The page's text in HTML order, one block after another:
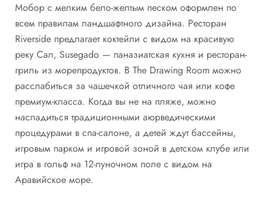
Мобор с мелким бело-желтым песком оформлен по
всем правилам ландшафтного дизайна. Ресторан
Riverside предлагает коктейли с видом на красивую
реку Сал, Susegado — паназиатская кухня и ресторан-
гриль из морепродуктов. В The Drawing Room можно
расслабиться за чашечкой отличного чая или кофе
премиум-класса. Когда вы не на пляже, можно
насладиться традиционными аюрведическими
процедурами в спа-салоне, а детей ждут бассейны,
игровым парком и игровой зоной в детском клубе или
игра в гольф на 12-луночном поле с видом на
Аравийское море.